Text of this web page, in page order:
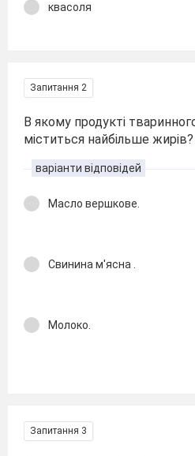
квасоля
Запитання 2
В якому продукті
міститься найбільше жирів?
варіанти відповідей
Масло вершкове.
Свинина м'ясна .
Молоко.
Запитання 3